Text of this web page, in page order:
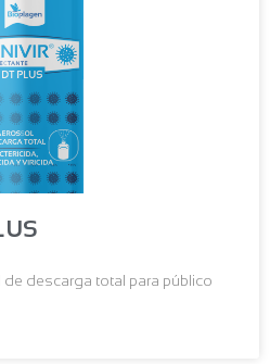
descarga total para público